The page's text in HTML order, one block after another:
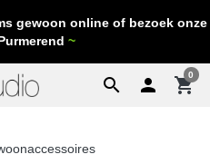
gewoon online of bezoek onze
~
search  shopping_cart
0